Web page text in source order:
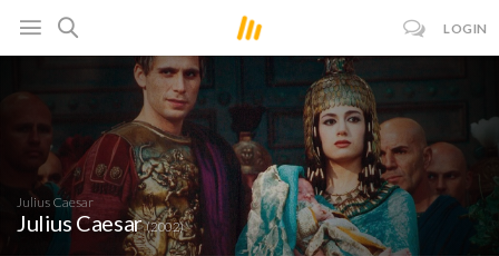
LOGIN
Julius Caesar
Julius Caesar(2002)